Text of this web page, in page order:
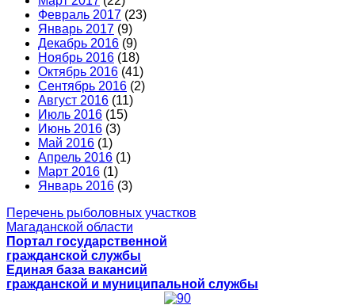
Февраль 2017 (23)
Январь 2017 (9)
Декабрь 2016 (9)
Ноябрь 2016 (18)
Октябрь 2016 (41)
Сентябрь 2016 (2)
Август 2016 (11)
Июль 2016 (15)
Июнь 2016 (3)
Май 2016 (1)
Апрель 2016 (1)
Март 2016 (1)
Январь 2016 (3)
Перечень рыболовных участков
Магаданской области
Портал государственной
гражданской службы
Единая база вакансий
гражданской и муниципальной службы